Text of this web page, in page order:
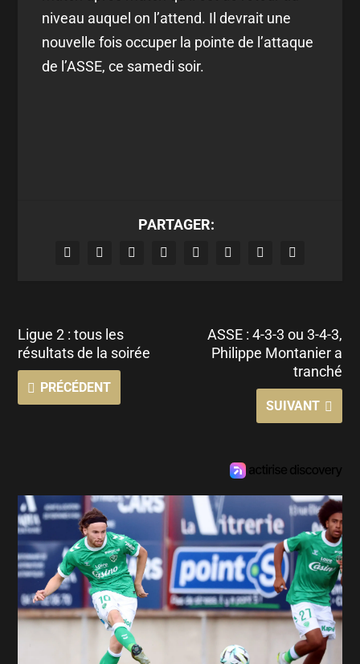
niveau auquel on l’attend. Il devrait une
nouvelle fois occuper la pointe de l’attaque
de l’ASSE, ce samedi soir.
PARTAGER:
Ligue 2 : tous les
résultats de la soirée
PRÉCÉDENT
ASSE : 4-3-3 ou 3-4-3,
Philippe Montanier a
tranché
SUIVANT